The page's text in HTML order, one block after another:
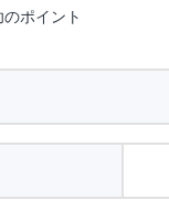
ポイント